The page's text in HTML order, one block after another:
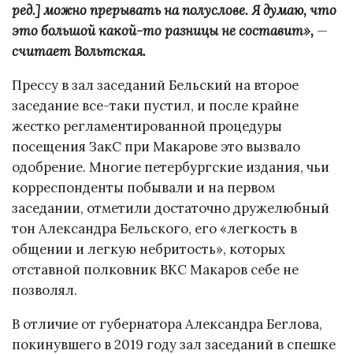
ред.] можно прерывать на полуслове. Я думаю, что
это большой какой-то разницы не составит», —
считает Вольтская.
Прессу в зал заседаний Бельский на второе
заседание все-таки пустил, и после крайне
жестко регламентированной процедуры
посещения ЗакС при Макарове это вызвало
одобрение. Многие петербургские издания, чьи
корреспонденты побывали и на первом
заседании, отметили достаточно дружелюбный
тон Александра Бельского, его «легкость в
общении и легкую небритость», которых
отставной полковник ВКС Макаров себе не
позволял.
В отличие от губернатора Александра Беглова,
покинувшего в 2019 году зал заседаний в спешке